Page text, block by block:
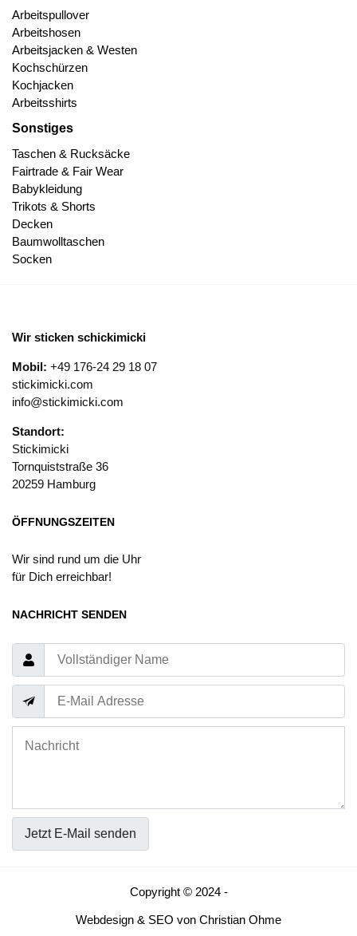
Arbeitspullover
Arbeitshosen
Arbeitsjacken & Westen
Kochschürzen
Kochjacken
Arbeitsshirts
Sonstiges
Taschen & Rucksäcke
Fairtrade & Fair Wear
Babykleidung
Trikots & Shorts
Decken
Baumwolltaschen
Socken
Wir sticken schickimicki
Mobil: +49 176-24 29 18 07
stickimicki.com
info@stickimicki.com
Standort:
Stickimicki
Tornquiststraße 36
20259 Hamburg
ÖFFNUNGSZEITEN
Wir sind rund um die Uhr
für Dich erreichbar!
NACHRICHT SENDEN
Jetzt E-Mail senden
Copyright © 2024 -
Webdesign & SEO von Christian Ohme